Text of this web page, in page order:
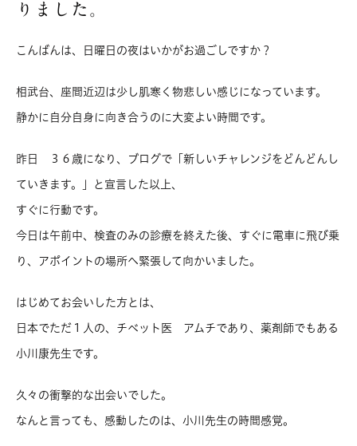
りました。
こんばんは、日曜日の夜はいかがお過ごしですか？
相武台、座間近辺は少し肌寒く物悲しい感じになっています。
静かに自分自身に向き合うのに大変よい時間です。
昨日 ３６歳になり、ブログで「新しいチャレンジをどんどんし
ていきます。」と宣言した以上、
すぐに行動です。
今日は午前中、検査のみの診療を終えた後、すぐに電車に飛び乗
り、アポイントの場所へ緊張して向かいました。
はじめてお会いした方とは、
日本でただ１人の、チベット医 アムチであり、薬剤師でもある
小川康先生です。
久々の衝撃的な出会いでした。
なんと言っても、感動したのは、小川先生の時間感覚。